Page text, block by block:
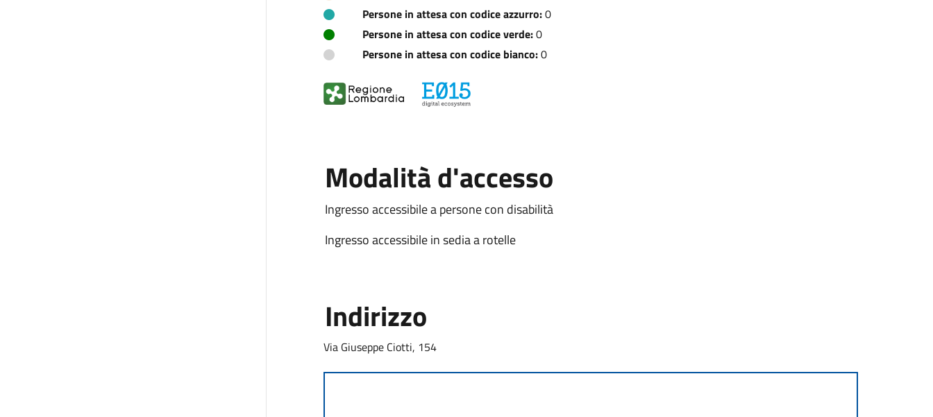
Persone in attesa con codice azzurro:0
Persone in attesa con codice verde:0
Persone in attesa con codice bianco:0
Modalità d'accesso
Ingresso accessibile a persone con disabilità
Ingresso accessibile in sedia a rotelle
Indirizzo
Via Giuseppe Ciotti, 154